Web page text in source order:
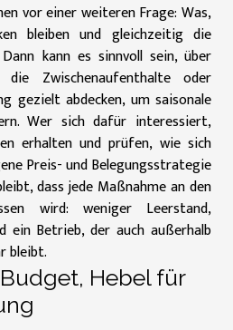
vor einer weiteren Frage: Was,
bleiben und gleichzeitig die
kann es sinnvoll sein, über
die Zwischenaufenthalte oder
gezielt abdecken, um saisonale
Wer sich dafür interessiert,
erhaltenund prüfen, wie sich
Preis- und Belegungsstrategie
dass jede Maßnahme an den
wird: weniger Leerstand,
ein Betrieb, der auch außerhalb
bleibt.
Hebel für